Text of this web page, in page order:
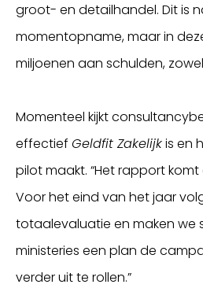
groot- en detailhandel. Dit is
momentopname, maar in
miljoenen aan schulden, zowel
Momenteel kijkt
effectief Geldfit Zakelijkis en
pilot maakt. “Het rapport
Voor het eind van het jaar
totaalevaluatie en maken we
ministeries een plan de
verder uit te rollen.”